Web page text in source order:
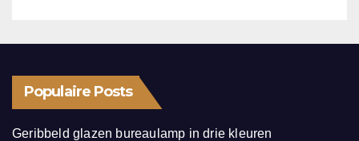
Populaire Posts
Geribbeld glazen bureaulamp in drie kleuren